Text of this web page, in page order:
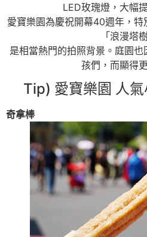
LED玫瑰燈，大幅
愛寶樂園為慶祝開幕40週年，
「浪漫塔
是相當熱門的拍照背景。庭園
孩們，而顯得
Tip) 愛寶樂園 人氣
奇拿棒